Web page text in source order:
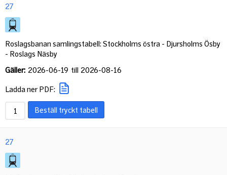
27
Roslagsbanan samlingstabell: Stockholms östra - Djursholms Ösby
- Roslags Näsby
Gäller: 2026-06-19 till 2026-08-16
Ladda ner PDF:
Beställ tryckt tabell
27